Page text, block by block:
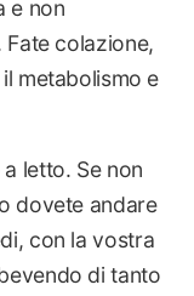
e non
colazione,
metabolismo e
letto. Se non
dovete andare
con la vostra
di tanto